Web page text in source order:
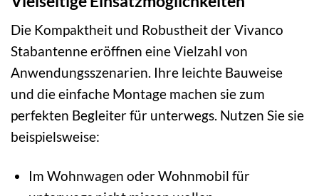
Die Kompaktheit und Robustheit der Vivanco
Stabantenne eröffnen eine Vielzahl von
Anwendungsszenarien. Ihre leichte Bauweise
und die einfache Montage machen sie zum
perfekten Begleiter für unterwegs. Nutzen Sie sie
beispielsweise:
Im Wohnwagen oder Wohnmobil für